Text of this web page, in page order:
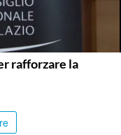
rafforzare la